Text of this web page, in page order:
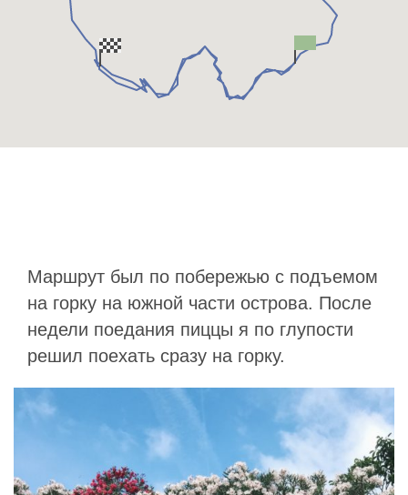
Маршрут был по побережью с подъемом
на горку на южной части острова. После
недели поедания пиццы я по глупости
решил поехать сразу на горку.